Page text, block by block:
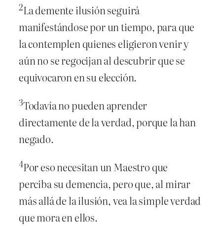
2La demente ilusión seguirá
manifestándose por un tiempo, para que
la contemplen quienes eligieron venir y
aún no se regocijan al descubrir que se
equivocaron en su elección.
3Todavía no pueden aprender
directamente de la verdad, porque la han
negado.
4Por eso necesitan un Maestro que
perciba su demencia, pero que, al mirar
más allá de la ilusión, vea la simple verdad
que mora en ellos.